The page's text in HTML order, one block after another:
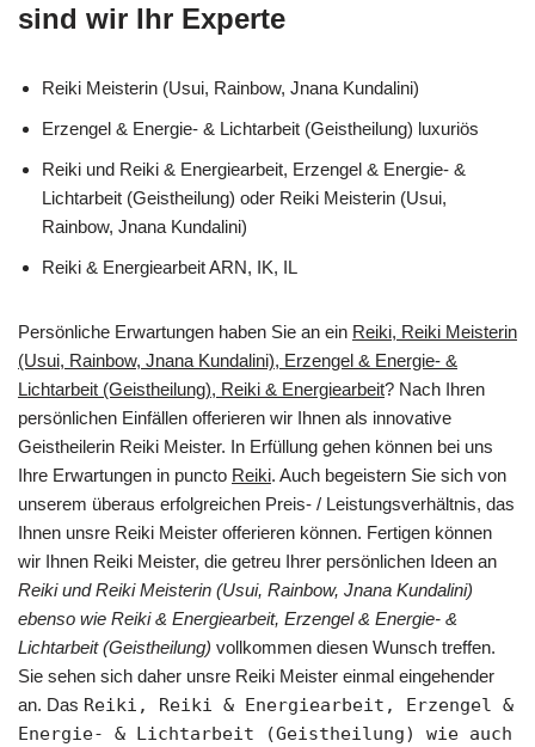
sind wir Ihr Experte
Reiki Meisterin (Usui, Rainbow, Jnana Kundalini)
Erzengel & Energie- & Lichtarbeit (Geistheilung) luxuriös
Reiki und Reiki & Energiearbeit, Erzengel & Energie- &
Lichtarbeit (Geistheilung) oder Reiki Meisterin (Usui,
Rainbow, Jnana Kundalini)
Reiki & Energiearbeit ARN, IK, IL
Persönliche Erwartungen haben Sie an ein Reiki, Reiki Meisterin
(Usui, Rainbow, Jnana Kundalini), Erzengel & Energie- &
Lichtarbeit (Geistheilung), Reiki & Energiearbeit? Nach Ihren
persönlichen Einfällen offerieren wir Ihnen als innovative
Geistheilerin Reiki Meister. In Erfüllung gehen können bei uns
Ihre Erwartungen in puncto Reiki. Auch begeistern Sie sich von
unserem überaus erfolgreichen Preis- / Leistungsverhältnis, das
Ihnen unsre Reiki Meister offerieren können. Fertigen können
wir Ihnen Reiki Meister, die getreu Ihrer persönlichen Ideen an
Reiki und Reiki Meisterin (Usui, Rainbow, Jnana Kundalini)
ebenso wie Reiki & Energiearbeit, Erzengel & Energie- &
Lichtarbeit (Geistheilung) vollkommen diesen Wunsch treffen.
Sie sehen sich daher unsre Reiki Meister einmal eingehender
an. Das Reiki, Reiki & Energiearbeit, Erzengel &
Energie- & Lichtarbeit (Geistheilung) wie auch